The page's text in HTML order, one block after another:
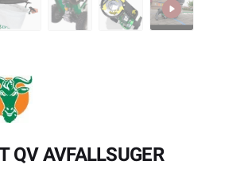
QV AVFALLSUGER